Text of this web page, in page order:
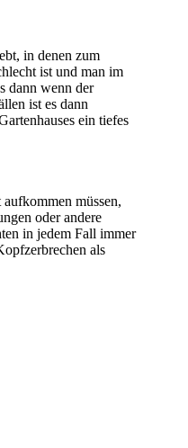
in denen zum
ist und man im
dann wenn der
ist es dann
ein tiefes
müssen,
oder andere
in jedem Fall immer
als